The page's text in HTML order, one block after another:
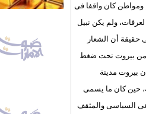
ومواطن كان واقفا فى
ولم يكن نبيل
حقيقة أن الشعار
من بيروت تحت ضغط
بيروت مدينة
حين كان ما يسمى
السياسى والمثقف